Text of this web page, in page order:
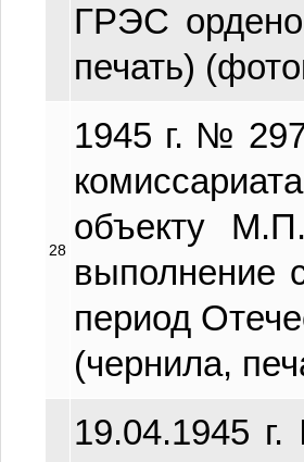
ГРЭС
печать)
28
1945 г. №
объекту
выполнение
период
(чернила,
19.04.1945